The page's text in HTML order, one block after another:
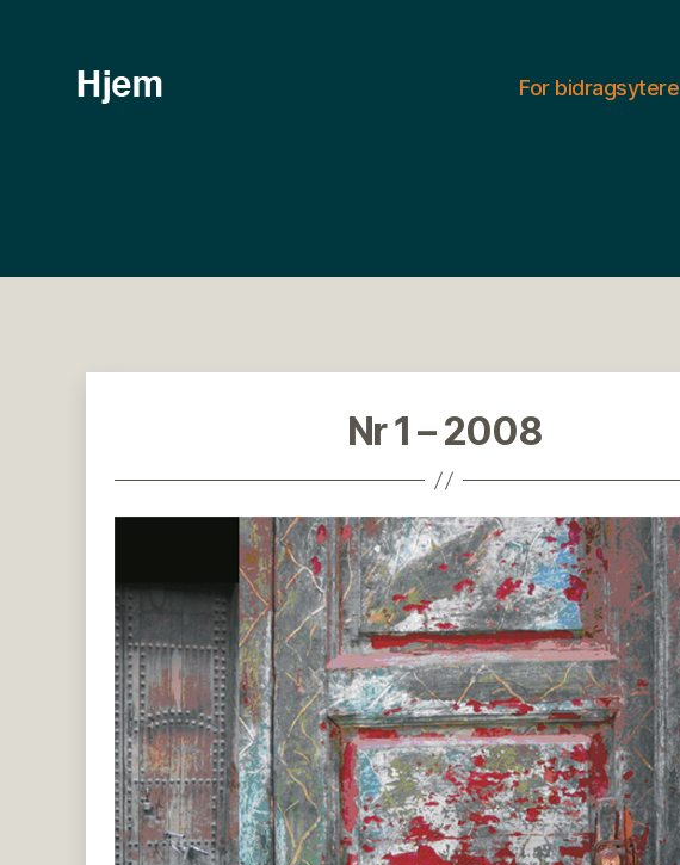
For bidragsytere
Nr 1 – 2008